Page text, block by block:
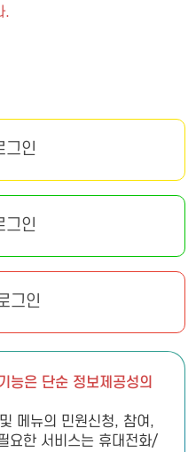
.
그인
그인
그인
능은 단순 정보제공성의
메뉴의 민원신청, 참여,
요한 서비스는 휴대전화/